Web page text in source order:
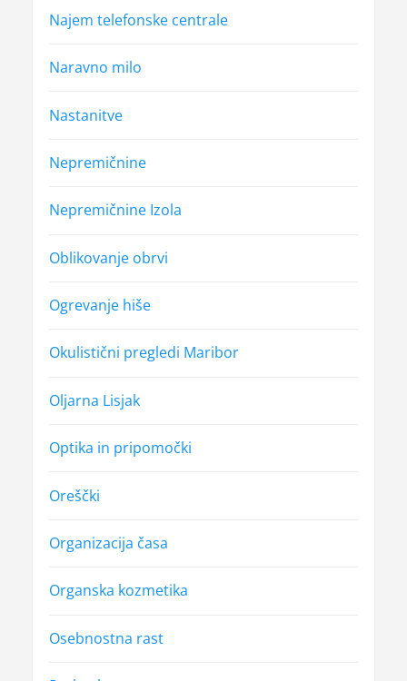
Najem telefonske centrale
Naravno milo
Nastanitve
Nepremičnine
Nepremičnine Izola
Oblikovanje obrvi
Ogrevanje hiše
Okulistični pregledi Maribor
Oljarna Lisjak
Optika in pripomočki
Oreščki
Organizacija časa
Organska kozmetika
Osebnostna rast